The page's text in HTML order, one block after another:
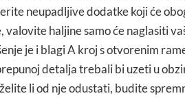
neupadljive dodatke koji će
haljine samo će naglasiti
je i blagi A kroj s otvorenim
detalja trebali bi uzeti u
li od nje odustati, budite